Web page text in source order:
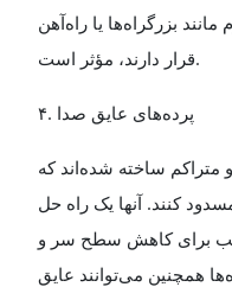
بزرگراه‌ها یا راه‌آهن
قرار دارند، مؤثر است.
۴. پرده‌های عایق صدا
متراکم ساخته شده‌اند که
کنند. آنها یک راه حل
برای کاهش سطح سر و
همچنین می‌توانند عایق